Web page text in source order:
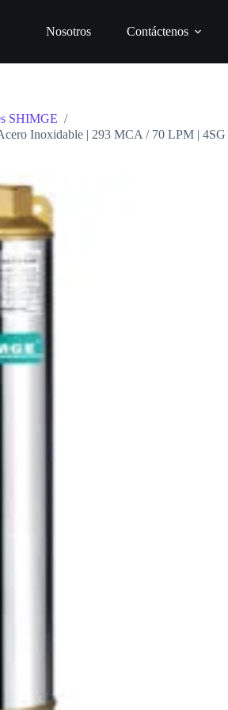
Nosotros Contáctenos
SHIMGE /
Inoxidable | 293 MCA / 70 LPM | 4SG